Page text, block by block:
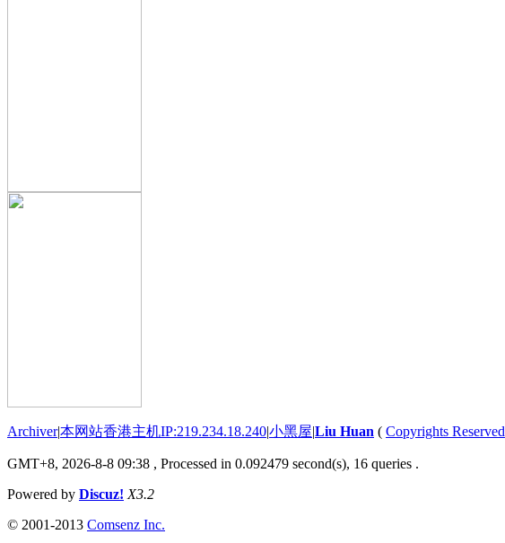
Archiver|本网站香港主机IP:219.234.18.240|小黑屋|Liu Huan ( Copyrights Reserved
GMT+8, 2026-8-8 09:38 , Processed in 0.092479 second(s), 16 queries .
Powered by Discuz! X3.2
© 2001-2013 Comsenz Inc.